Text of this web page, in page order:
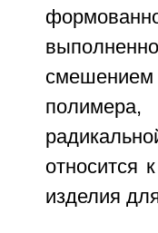
относится
изделия